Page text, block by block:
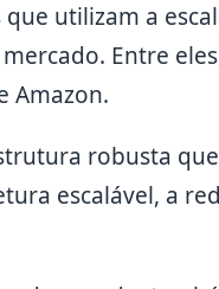
utilizam a
Entre
Amazon.
robusta
escalável, a